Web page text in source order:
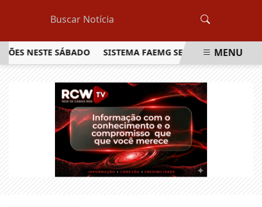
SÁBADO SISTEMA FAEMG SENAR LANÇA OMENU